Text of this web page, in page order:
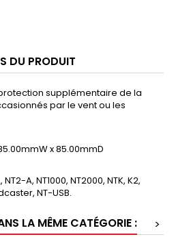
DU PRODUIT
supplémentaire de la
par le vent ou les
x 85.00mmD
A, NT1000, NT2000, NTK, K2,
NT-USB.
LA MÊME CATÉGORIE :
>